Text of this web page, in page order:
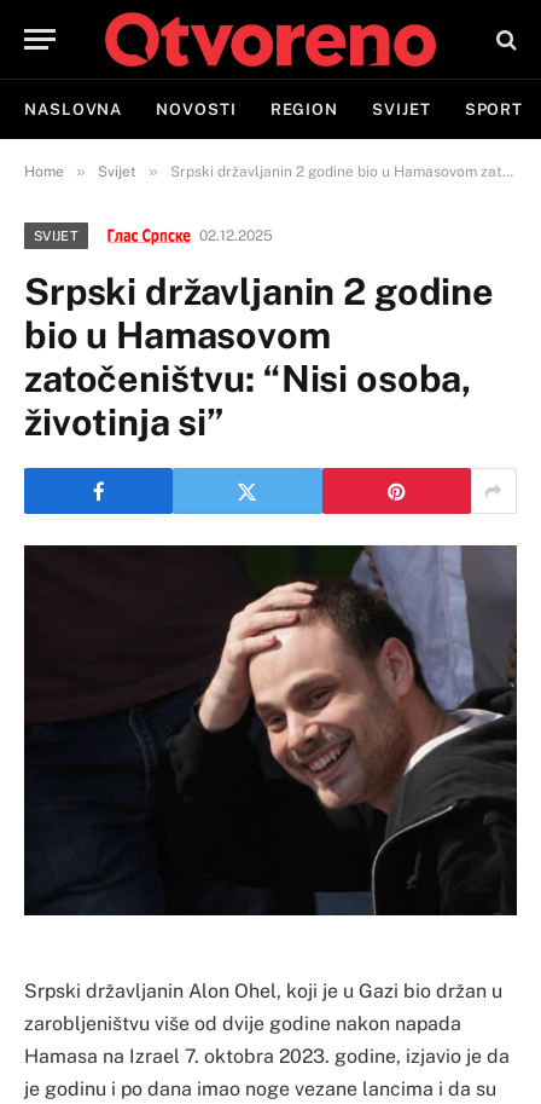
NASLOVNA NOVOSTI REGION SVIJET SPORT
Home » Svijet » Srpski državljanin 2 godine bio u Hamasovom zatočeništvu: “Nisi osoba, životinja si”
SVIJET 02.12.2025
Srpski državljanin 2 godine
bio u Hamasovom
zatočeništvu: “Nisi osoba,
životinja si”
Srpski državljanin Alon Ohel, koji je u Gazi bio držan u
zarobljeništvu više od dvije godine nakon napada
Hamasa na Izrael 7. oktobra 2023. godine, izjavio je da
je godinu i po dana imao noge vezane lancima i da su